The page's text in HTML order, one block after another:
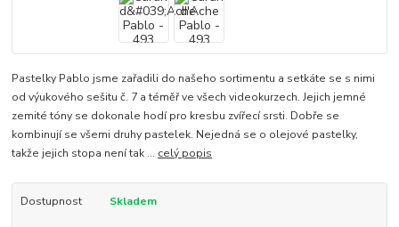
Pastelky Pablo jsme zařadili do našeho sortimentu a setkáte se s nimi
od výukového sešitu č. 7 a téměř ve všech videokurzech. Jejich jemné
zemité tóny se dokonale hodí pro kresbu zvířecí srsti. Dobře se
kombinují se všemi druhy pastelek. Nejedná se o olejové pastelky,
takže jejich stopa není tak ... celý popis
Dostupnost Skladem